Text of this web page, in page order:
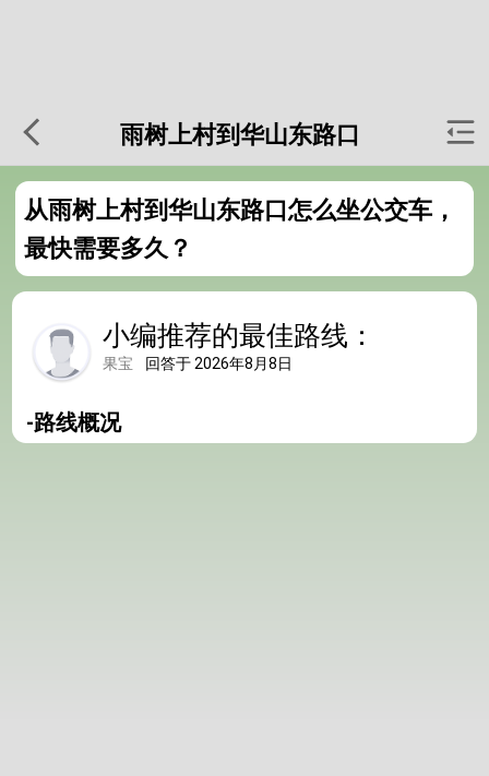
雨树上村到华山东路口
从雨树上村到华山东路口怎么坐公交车，
最快需要多久？
小编推荐的最佳路线：
果宝 回答于 2026年8月8日
-路线概况